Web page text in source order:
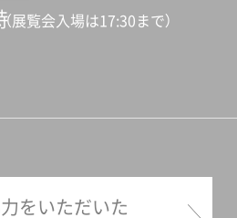
（展覧会入場は17:30まで）
をいただいた